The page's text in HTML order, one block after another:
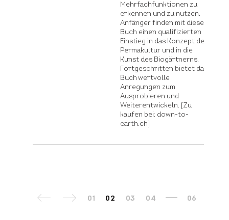
Mehrfachfunktionen zu
erkennen und zu nutzen.
Anfänger finden mit diesem
Buch einen qualifizierten
Einstieg in das Konzept der
Permakultur und in die
Kunst des Biogärtnerns.
Fortgeschritten bietet das
Buch wertvolle
Anregungen zum
Ausprobieren und
Weiterentwickeln. [Zu
kaufen bei: down-to-
earth.ch]
01 02 03 04 06